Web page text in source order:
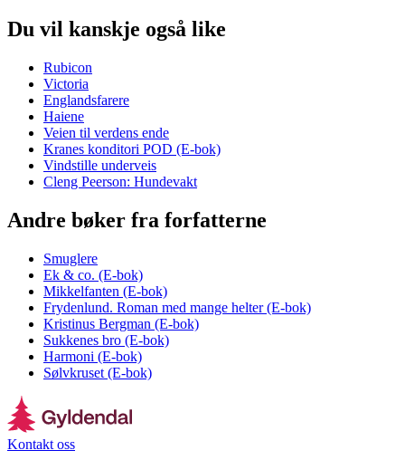
Du vil kanskje også like
Rubicon
Victoria
Englandsfarere
Haiene
Veien til verdens ende
Kranes konditori POD (E-bok)
Vindstille underveis
Cleng Peerson: Hundevakt
Andre bøker fra forfatterne
Smuglere
Ek & co. (E-bok)
Mikkelfanten (E-bok)
Frydenlund. Roman med mange helter (E-bok)
Kristinus Bergman (E-bok)
Sukkenes bro (E-bok)
Harmoni (E-bok)
Sølvkruset (E-bok)
Kontakt oss